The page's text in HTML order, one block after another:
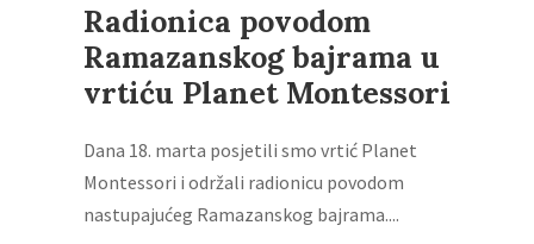
Radionica povodom
Ramazanskog bajrama u
vrtiću Planet Montessori
Dana 18. marta posjetili smo vrtić Planet
Montessori i održali radionicu povodom
nastupajućeg Ramazanskog bajrama....